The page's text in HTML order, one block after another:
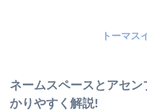
トーマス
ネームスペースとアセ
かりやすく解説!